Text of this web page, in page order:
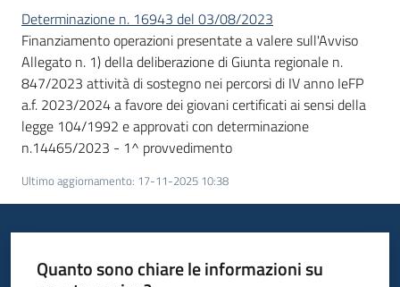
Determinazione n. 16943 del 03/08/2023
Finanziamento operazioni presentate a valere sull'Avviso
Allegato n. 1) della deliberazione di Giunta regionale n.
847/2023 attività di sostegno nei percorsi di IV anno IeFP
a.f. 2023/2024 a favore dei giovani certificati ai sensi della
legge 104/1992 e approvati con determinazione
n.14465/2023 - 1^ provvedimento
Ultimo aggiornamento: 17-11-2025 10:38
Quanto sono chiare le informazioni su